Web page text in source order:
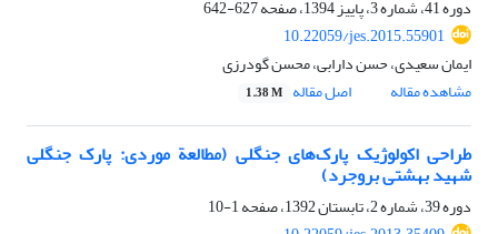
دوره 41، شماره 3، پاییز 1394، صفحه
627-642
10.22059/jes.2015.55901
ایمان سعیدی، حسن دارابی، محسن گودرزی
مشاهده مقاله
اصل مقاله 1.38 M
طراحی اکولوژیک پارک‌های جنگلی (مطالعة موردی: پارک جنگلی
شهید بهشتی بروجرد)
دوره 39، شماره 2، تابستان 1392، صفحه
1-10